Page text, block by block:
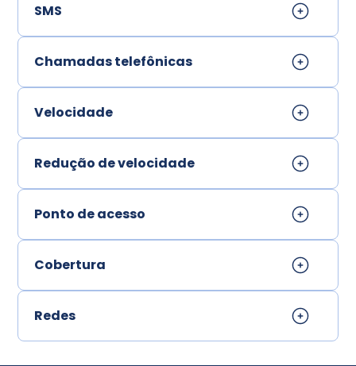
SMS
Chamadas telefônicas
Velocidade
Redução de velocidade
Ponto de acesso
Cobertura
Redes